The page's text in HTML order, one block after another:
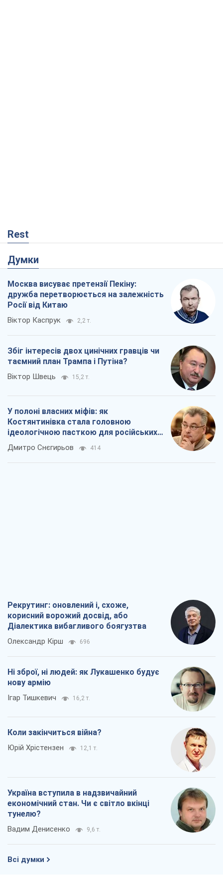
Rest
Думки
Москва висуває претензії Пекіну:
дружба перетворюється на залежність
Росії від Китаю
Віктор Каспрук 2,2 т.
Збіг інтересів двох цинічних гравців чи
таємний план Трампа і Путіна?
Віктор Швець 15,2 т.
У полоні власних міфів: як
Костянтинівка стала головною
ідеологічною пасткою для російських
окупантів
Дмитро Снєгирьов 414
Рекрутинг: оновлений і, схоже,
корисний ворожий досвід, або
Діалектика вибагливого боягузтва
Олександр Кірш 696
Ні зброї, ні людей: як Лукашенко будує
нову армію
Ігар Тишкевич 16,2 т.
Коли закінчиться війна?
Юрій Хрістензен 12,1 т.
Україна вступила в надзвичайний
економічний стан. Чи є світло вкінці
тунелю?
Вадим Денисенко 9,6 т.
Всі думки